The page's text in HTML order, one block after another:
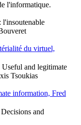
l'informatique.
l'insoutenable
du virtuel,
and legitimate
Tsoukias
information, Fred
and